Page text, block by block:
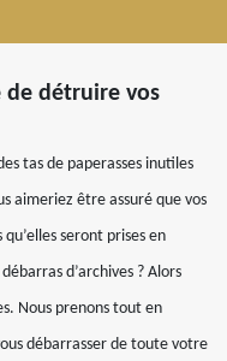
de détruire vos
tas de paperasses inutiles
aimeriez être assuré que vos
seront prises en
d’archives ? Alors
Nous prenons tout en
débarrasser de toute votre